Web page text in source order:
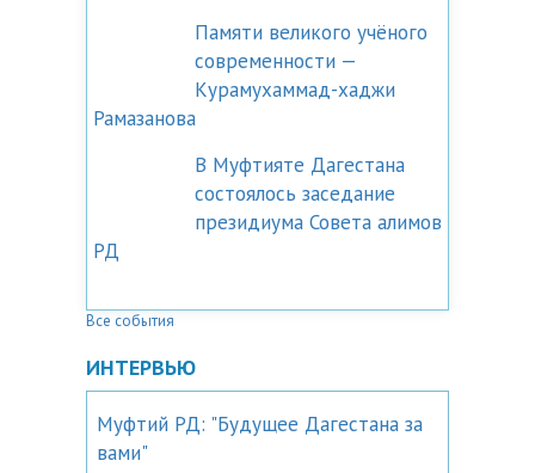
Памяти великого учёного
современности —
Курамухаммад-хаджи
Рамазанова
В Муфтияте Дагестана
состоялось заседание
президиума Совета алимов
РД
Все события
ИНТЕРВЬЮ
Муфтий РД: "Будущее Дагестана за
вами"